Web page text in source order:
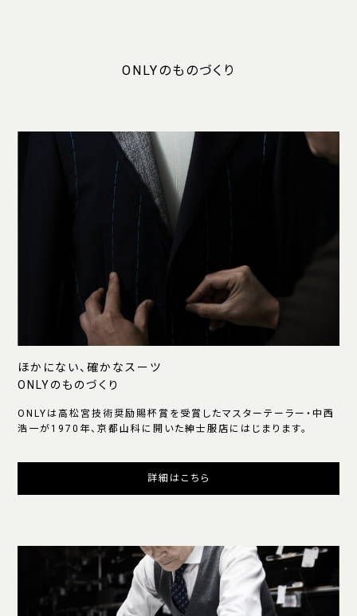
ONLYのものづくり
ほかにない、確かなスーツ
ONLYのものづくり
ONLYは高松宮技術奨励賜杯賞を受賞したマスターテーラー・中西
浩一が1970年、京都山科に開いた紳士服店にはじまります。
詳細はこちら